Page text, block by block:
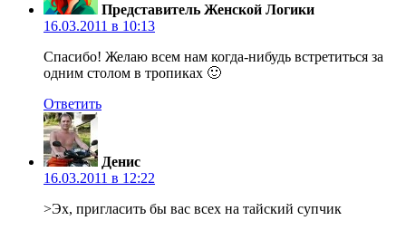
Представитель Женской Логики
16.03.2011 в 10:13
Спасибо! Желаю всем нам когда-нибудь встретиться за
одним столом в тропиках 🙂
Ответить
Денис
16.03.2011 в 12:22
>Эх, пригласить бы вас всех на тайский супчик